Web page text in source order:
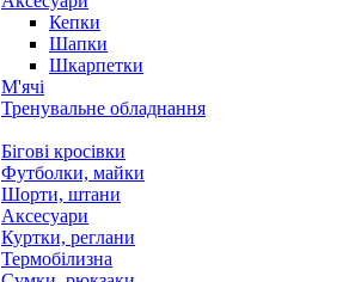
Кепки
Шапки
Шкарпетки
М'ячі
Тренувальне обладнання
Бігові кросівки
Футболки, майки
Шорти, штани
Аксесуари
Куртки, реглани
Термобілизна